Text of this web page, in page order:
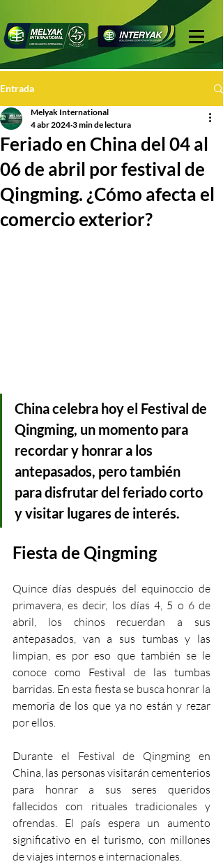
Entrada
Feriado en China del 04 al
06 de abril por festival de
Qingming. ¿Cómo afecta el
comercio exterior?
Melyak International
4 abr 2024 3 min de lectura
China celebra hoy el Festival de
Qingming, un momento para
recordar y honrar a los
antepasados, pero también
para disfrutar del feriado corto
y visitar lugares de interés.
Fiesta de Qingming
Quince días después del equinoccio de
primavera, es decir, los días 4, 5 o 6 de
abril, los chinos recuerdan a sus
antepasados, van a sus tumbas y las
limpian, es por eso que también se le
conoce como Festival de las tumbas
barridas. En esta fiesta se busca honrar la
memoria de los que ya no están y rezar
por ellos.
Durante el Festival de Qingming en
China, las personas visitarán cementerios
para honrar a sus seres queridos
fallecidos con rituales tradicionales y
ofrendas. El país espera un aumento
significativo en el turismo, con millones
de viajes internos e internacionales.